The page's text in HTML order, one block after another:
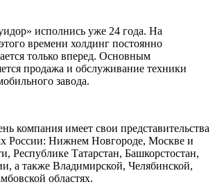
исполнись уже 24 года. На
времени холдинг постоянно
только вперед. Основным
продажа и обслуживание техники
завода.
компания имеет свои представительства
России: Нижнем Новгороде, Москве и
Республике Татарстан, Башкорстостан,
а также Владимирской, Челябинской,
областях.